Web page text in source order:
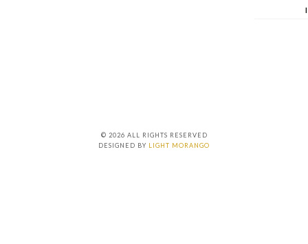
© 2026 ALL RIGHTS RESERVED
DESIGNED BY LIGHT MORANGO